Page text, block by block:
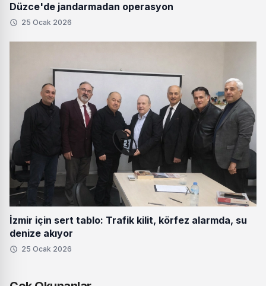
Düzce'de jandarmadan operasyon
25 Ocak 2026
İzmir için sert tablo: Trafik kilit, körfez alarmda, su
denize akıyor
25 Ocak 2026